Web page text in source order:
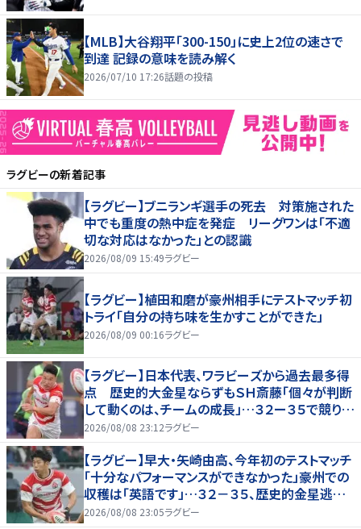
【MLB】大谷翔平「300-150」に史上2位の速さで
到達 記録の意味を読み解く
2026/07/10 17:26話題の投稿
ラグビーの新着記事
【ラグビー】ブニランギ選手の死去 対策施された
中でも重度の熱中症を発症 リーグワンは「不適
切な対応はなかった」との認識
2026/08/09 15:49ラグビー
【ラグビー】植田和磨が豪州相手にテストマッチ初
トライ「自分の持ち味を生かすことができた」
2026/08/09 00:16ラグビー
【ラグビー】日本代表、ワラビーズから過去最多得
点 歴史的大金星ならずもＳＨ斎藤「個々が判断
して動くのは、チームの成長」…３２ー３５で競り負
ける
2026/08/08 23:12ラグビー
【ラグビー】早大・矢崎由高、今年初のテストマッチ
「十分なパフォーマンスができなかった」豪州での
収穫は「英語です」…３２－３５、歴史的金星逃し
たオーストラリア代表戦はＷＴＢで途中出場
2026/08/08 23:05ラグビー